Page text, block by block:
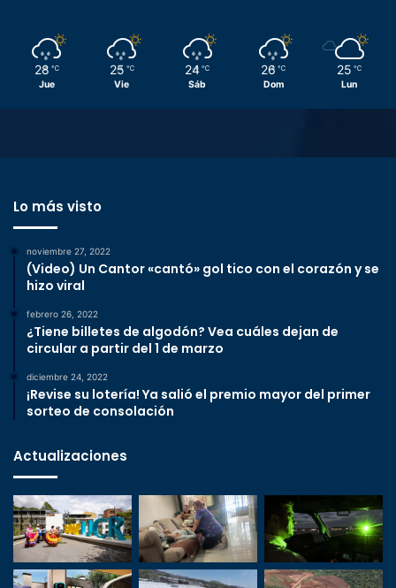
28 ℃
Jue
25 ℃
Vie
24 ℃
Sáb
26 ℃
Dom
25 ℃
Lun
Lo más visto
noviembre 27, 2022
(Video) Un Cantor «cantó» gol tico con el corazón y se
hizo viral
febrero 26, 2022
¿Tiene billetes de algodón? Vea cuáles dejan de
circular a partir del 1 de marzo
diciembre 24, 2022
¡Revise su lotería! Ya salió el premio mayor del primer
sorteo de consolación
Actualizaciones